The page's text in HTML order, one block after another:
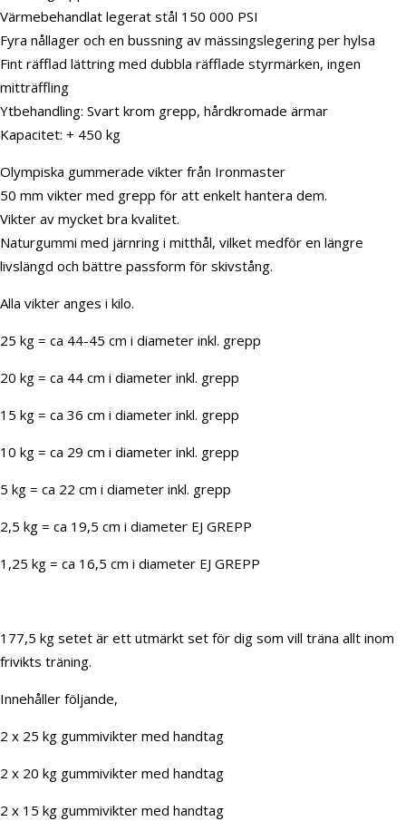
Värmebehandlat legerat stål 150 000 PSI
Fyra nållager och en bussning av mässingslegering per hylsa
Fint räfflad lättring med dubbla räfflade styrmärken, ingen
mitträffling
Ytbehandling: Svart krom grepp, hårdkromade ärmar
Kapacitet: + 450 kg
Olympiska gummerade vikter från Ironmaster
50 mm vikter med grepp för att enkelt hantera dem.
Vikter av mycket bra kvalitet.
Naturgummi med järnring i mitthål, vilket medför en längre
livslängd och bättre passform för skivstång.
Alla vikter anges i kilo.
25 kg = ca 44-45 cm i diameter inkl. grepp
20 kg = ca 44 cm i diameter inkl. grepp
15 kg = ca 36 cm i diameter inkl. grepp
10 kg = ca 29 cm i diameter inkl. grepp
5 kg = ca 22 cm i diameter inkl. grepp
2,5 kg = ca 19,5 cm i diameter EJ GREPP
1,25 kg = ca 16,5 cm i diameter EJ GREPP
177,5 kg setet är ett utmärkt set för dig som vill träna allt inom
frivikts träning.
Innehåller följande,
2 x 25 kg gummivikter med handtag
2 x 20 kg gummivikter med handtag
2 x 15 kg gummivikter med handtag